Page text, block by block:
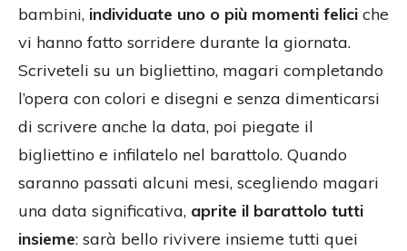
bambini, individuate uno o più momenti felici che
vi hanno fatto sorridere durante la giornata.
Scriveteli su un bigliettino, magari completando
l’opera con colori e disegni e senza dimenticarsi
di scrivere anche la data, poi piegate il
bigliettino e infilatelo nel barattolo. Quando
saranno passati alcuni mesi, scegliendo magari
una data significativa, aprite il barattolo tutti
insieme: sarà bello rivivere insieme tutti quei